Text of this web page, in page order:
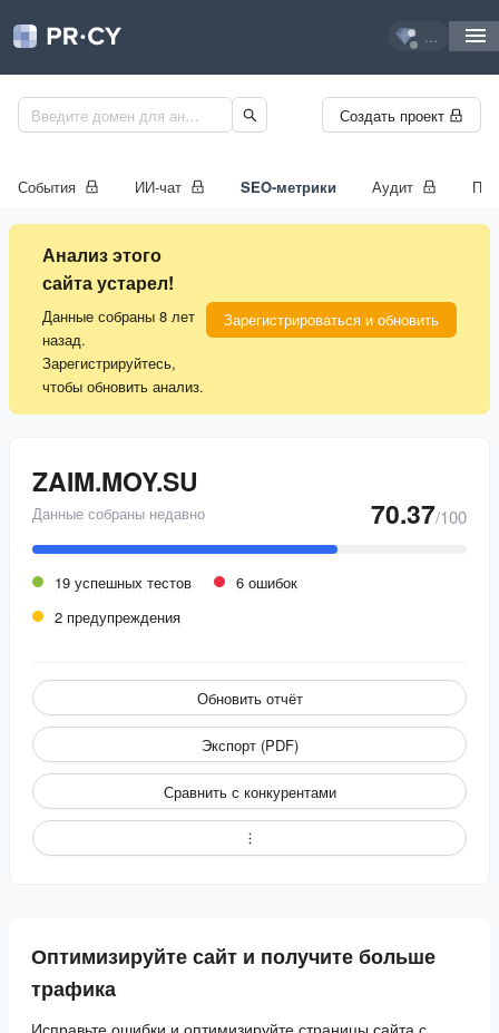
...
Создать проект
События ИИ-чат SEO-метрики Аудит
Анализ этого
сайта устарел!
Данные собраны 8 лет
назад.
Зарегистрируйтесь,
чтобы обновить анализ.
Зарегистрироваться и обновить
ZAIM.MOY.SU
Данные собраны недавно 70.37/100
19 успешных тестов
6 ошибок
2 предупреждения
Обновить отчёт
Экспорт (PDF)
Сравнить с конкурентами
Оптимизируйте сайт и получите больше
трафика
Исправьте ошибки и оптимизируйте страницы сайта с